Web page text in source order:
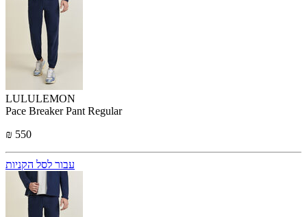
LULULEMON
Pace Breaker Pant Regular
₪ 550
עבור לסל הקניות